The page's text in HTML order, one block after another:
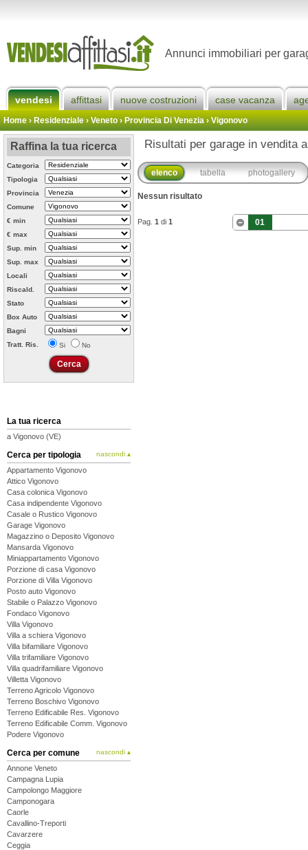
Annunci immobiliari per
vendesi affittasi nuove costruzioni case vacanza
Home› Residenziale › Veneto ›Provincia Di Venezia›Vigonovo
Raffina la tua ricerca
Categoria
Tipologia
Provincia
Comune
€ min
€ max
Sup. min
Sup. max
Locali
Riscald.
Stato
Box Auto
Bagni
Tratt. Ris.
Si No
La tua ricerca
a Vigonovo (VE)
Cerca per tipologia nascondi ▴
Appartamento Vigonovo
Attico Vigonovo
Casa colonica Vigonovo
Casa indipendente Vigonovo
Casale o Rustico Vigonovo
Garage Vigonovo
Magazzino o Deposito Vigonovo
Mansarda Vigonovo
Miniappartamento Vigonovo
Porzione di casa Vigonovo
Porzione di Villa Vigonovo
Posto auto Vigonovo
Stabile o Palazzo Vigonovo
Fondaco Vigonovo
Villa Vigonovo
Villa a schiera Vigonovo
Villa bifamiliare Vigonovo
Villa trifamiliare Vigonovo
Villa quadrifamiliare Vigonovo
Villetta Vigonovo
Terreno Agricolo Vigonovo
Terreno Boschivo Vigonovo
Terreno Edificabile Res. Vigonovo
Terreno Edificabile Comm. Vigonovo
Podere Vigonovo
Cerca per comune nascondi ▴
Annone Veneto
Campagna Lupia
Campolongo Maggiore
Camponogara
Caorle
Cavallino-Treporti
Cavarzere
Ceggia
Risultati per garage in vendita
elenco tabella photogallery
Nessun risultato
Pag. 1 di 1 01